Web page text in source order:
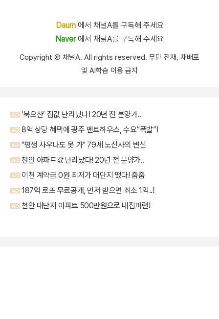
Daum에서 채널A를 구독해 주세요
Naver에서 채널A를 구독해 주세요
Copyright Ⓒ 채널A. All rights reserved. 무단 전재, 재배포
및 AI학습 이용 금지